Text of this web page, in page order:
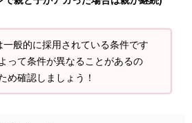
一般的に採用されている条件です
って条件が異なることがあるの
め確認しましょう！